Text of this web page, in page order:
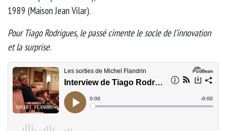
1989 (Maison Jean Vilar).
Pour Tiago Rodrigues, le passé cimente le socle de l’innovation
et la surprise.